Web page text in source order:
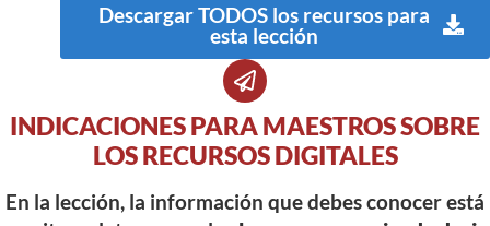
Descargar TODOS los recursos para
esta lección
INDICACIONES PARA MAESTROS SOBRE
LOS RECURSOS DIGITALES
En la lección, la información que debes conocer está